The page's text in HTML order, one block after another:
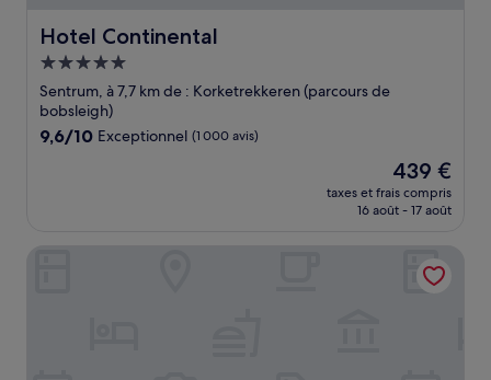
Hotel Continental
Hotel Continental
Hébergement
5.0 étoiles
Sentrum, à 7,7 km de : Korketrekkeren (parcours de
bobsleigh)
9.6
9,6/10 Exceptionnel (1 000 avis)
Le
nouveau
prix
de
439 €
439 €
taxes et frais compris
16 août - 17 août